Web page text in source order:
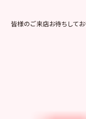
皆様のご来店お待ちしてお